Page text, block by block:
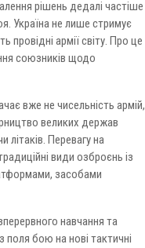
рішень дедалі частіше
Україна не лише стримує
провідні армії світу. Про це
союзників щодо
вже не чисельність армій,
великих держав
Перевагу на
види озброєнь із
засобами
навчання та
поля бою на нові тактичні